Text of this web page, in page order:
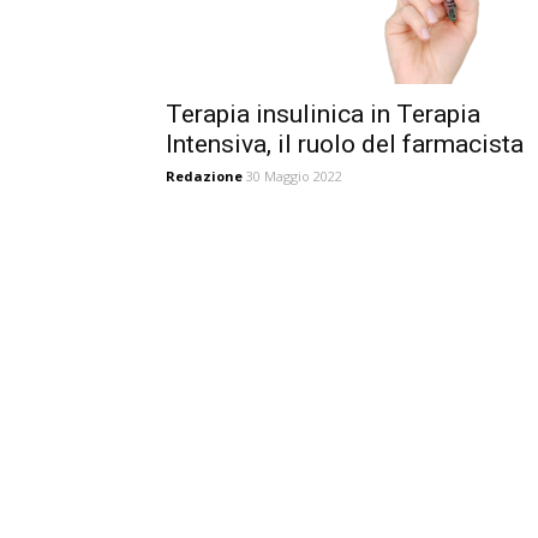
Terapia insulinica in Terapia
Intensiva, il ruolo del farmacista
Redazione 30 Maggio 2022